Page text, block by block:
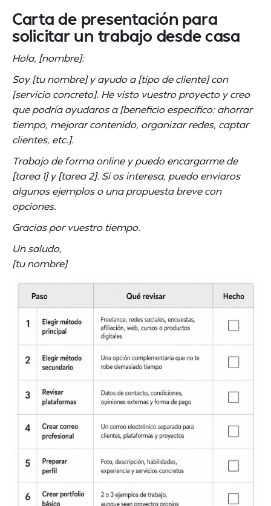
Carta de presentación para
solicitar un trabajo desde casa
Hola, [nombre]:
Soy [tu nombre] y ayudo a [tipo de cliente] con
[servicio concreto]. He visto vuestro proyecto y creo
que podría ayudaros a [beneficio específico: ahorrar
tiempo, mejorar contenido, organizar redes, captar
clientes, etc.].
Trabajo de forma online y puedo encargarme de
[tarea 1] y [tarea 2]. Si os interesa, puedo enviaros
algunos ejemplos o una propuesta breve con
opciones.
Gracias por vuestro tiempo.
Un saludo,
[tu nombre]